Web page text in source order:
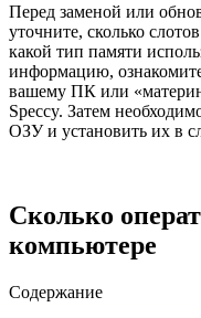
Перед заменой или
уточните, сколько
какой тип памяти
информацию,
вашему ПК или
Speccy. Затем
ОЗУ и установить их в
Сколько
компьютере
Содержание